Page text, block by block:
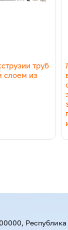
слой —
в
и
труб
слоем из